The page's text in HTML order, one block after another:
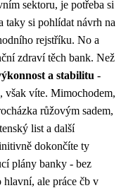
sektoru, je potřeba si
taky si pohlídat návrh na
rejstříku. No a
zdraví těch bank. Než
a stabilitu -
však víte. Mimochodem,
růžovým sadem,
list a další
dokončíte ty
plány banky - bez
ale práce čb v